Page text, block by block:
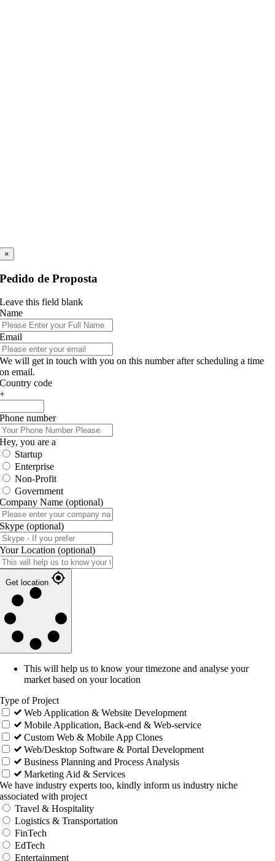
×
Pedido de Proposta
Leave this field blank
Name
Email
We will get in touch with you on this number after scheduling a time
on email.
Country code
+
Phone number
Hey, you are a
Startup
Enterprise
Non-Profit
Government
Company Name (optional)
Skype (optional)
Your Location (optional)
Get location
This will help us to know your timezone and analyse your
market based on your location
Type of Project
Web Application & Website Development
Mobile Application, Back-end & Web-service
Custom Web & Mobile App Clones
Web/Desktop Software & Portal Development
Business Planning and Process Analysis
Marketing Aid & Services
We have industry experts too, kindly inform us industry niche
associated with project
Travel & Hospitality
Logistics & Transportation
FinTech
EdTech
Entertainment